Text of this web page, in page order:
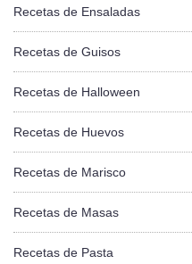
Recetas de Ensaladas
Recetas de Guisos
Recetas de Halloween
Recetas de Huevos
Recetas de Marisco
Recetas de Masas
Recetas de Pasta